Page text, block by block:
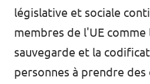
législative et sociale
membres de l'UE comme
sauvegarde et la
personnes à prendre des